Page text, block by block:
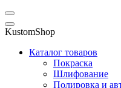
KustomShop
Каталог товаров
Покраска
Шлифование
Полировка и